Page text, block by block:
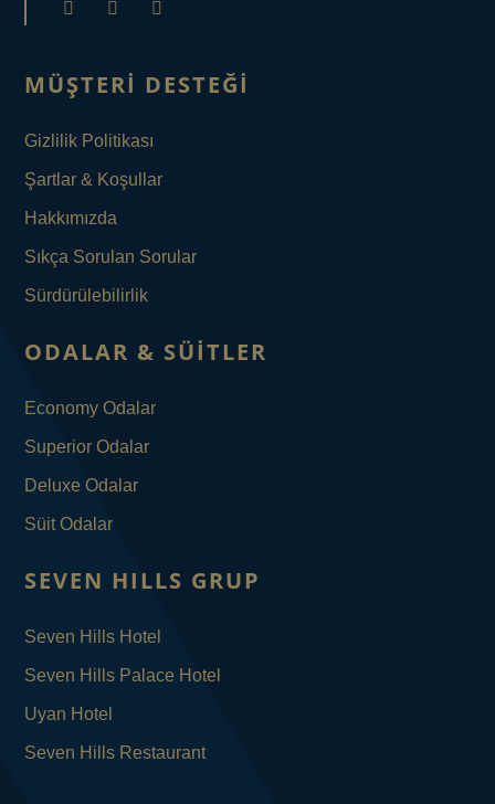
MÜŞTERI DESTEĞI
Gizlilik Politikası
Şartlar & Koşullar
Hakkımızda
Sıkça Sorulan Sorular
Sürdürülebilirlik
ODALAR & SÜITLER
Economy Odalar
Superior Odalar
Deluxe Odalar
Süit Odalar
SEVEN HILLS GRUP
Seven Hills Hotel
Seven Hills Palace Hotel
Uyan Hotel
Seven Hills Restaurant